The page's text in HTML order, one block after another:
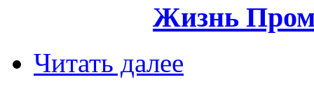
Жизнь
Читать далее